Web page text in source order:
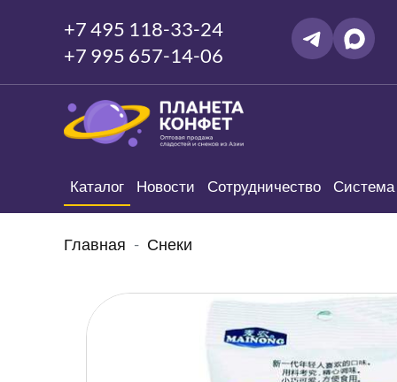
+7 495 118-33-24
+7 995 657-14-06
Каталог Новости Сотрудничество Система
Главная Снеки